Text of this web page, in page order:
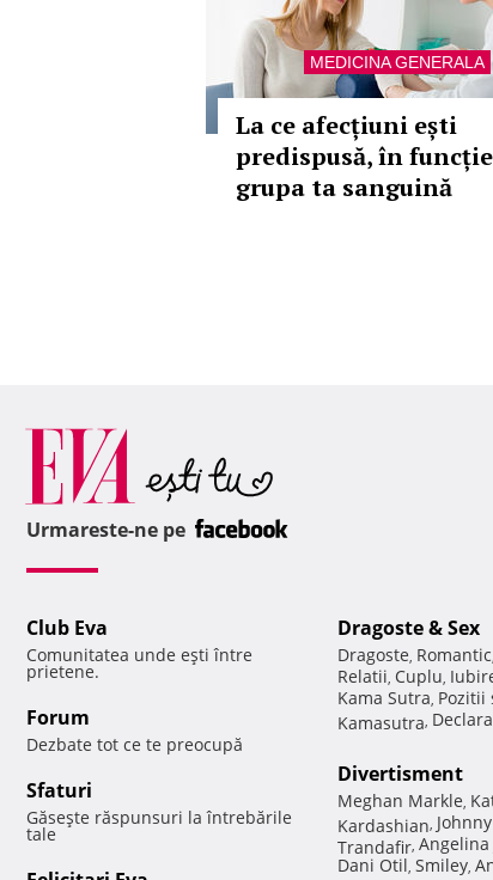
MEDICINA GENERALA
La ce afecțiuni ești
predispusă, în
grupa ta sanguină
Urmareste-ne pe
Club Eva
Comunitatea unde eşti între
prietene.
Forum
Dezbate tot ce te preocupă
Sfaturi
Găseşte răspunsuri la întrebările
tale
Dragoste & Sex
Dragoste, Romantic,
Relatii, Cuplu,
Kama Sutra, Pozitii
Kamasutra,
Divertisment
Meghan Markle,
Kardashian,
Trandafir, Angelina
Dani Otil, Smiley,